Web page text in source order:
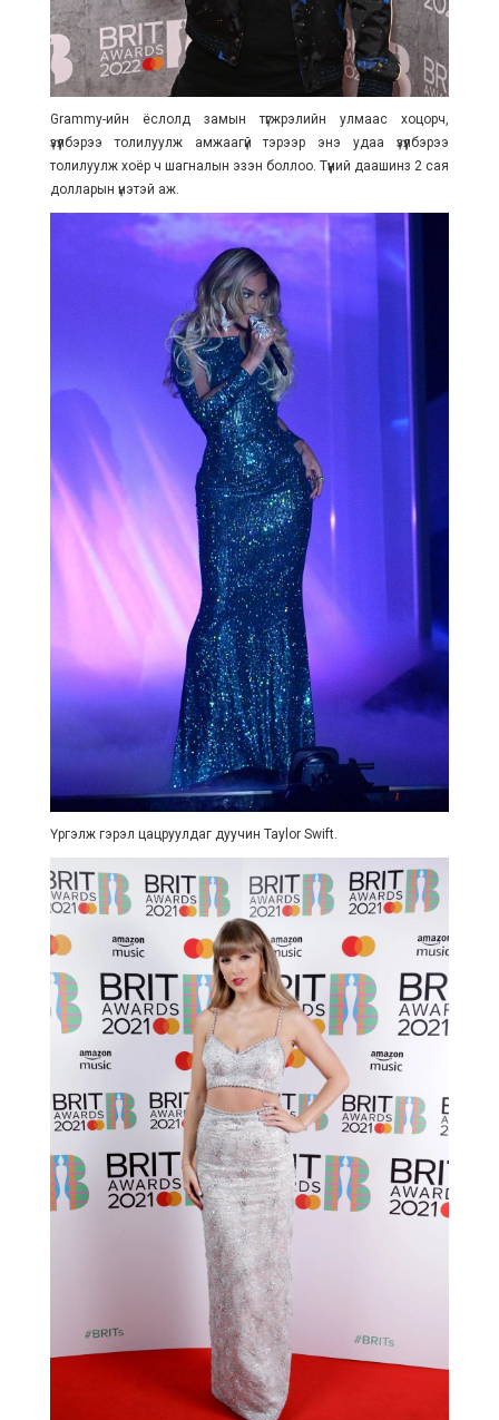
Grammy-ийн ёслолд замын түгжрэлийн улмаас хоцорч,
үзүүлбэрээ толилуулж амжаагүй тэрээр энэ удаа үзүүлбэрээ
толилуулж хоёр ч шагналын эзэн боллоо. Түүний даашинз 2 сая
долларын үнэтэй аж.
Үргэлж гэрэл цацруулдаг дуучин Taylor Swift.